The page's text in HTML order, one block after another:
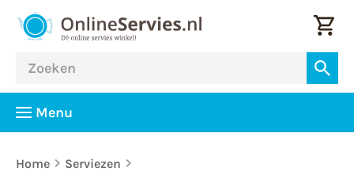
Menu
Home
Serviezen